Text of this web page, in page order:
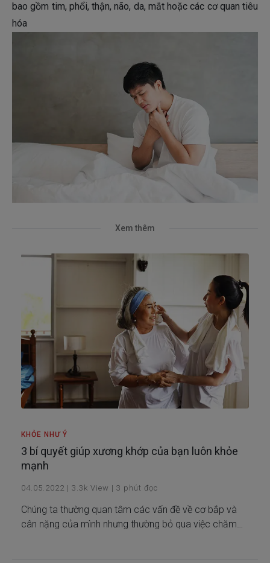
bao gồm tim, phổi, thận, não, da, mắt hoặc các cơ quan tiêu
hóa
Xem thêm
KHỎE NHƯ Ý
3 bí quyết giúp xương khớp của bạn luôn khỏe
mạnh
04.05.2022 | 3.3k View | 3 phút đọc
Chúng ta thường quan tâm các vấn đề về cơ bắp và
cân nặng của mình nhưng thường bỏ qua việc chăm